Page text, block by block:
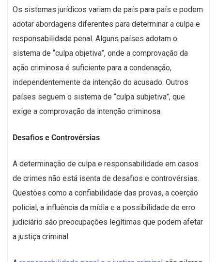
Os sistemas jurídicos variam de país para país e podem
adotar abordagens diferentes para determinar a culpa e
responsabilidade penal. Alguns países adotam o
sistema de “culpa objetiva”, onde a comprovação da
ação criminosa é suficiente para a condenação,
independentemente da intenção do acusado. Outros
países seguem o sistema de “culpa subjetiva”, que
exige a comprovação da intenção criminosa.
Desafios e Controvérsias
A determinação de culpa e responsabilidade em casos
de crimes não está isenta de desafios e controvérsias.
Questões como a confiabilidade das provas, a coerção
policial, a influência da mídia e a possibilidade de erro
judiciário são preocupações legítimas que podem afetar
a justiça criminal.